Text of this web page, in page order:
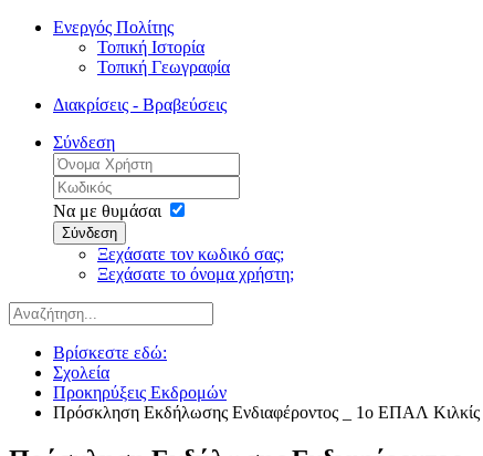
Ενεργός Πολίτης
Τοπική Ιστορία
Τοπική Γεωγραφία
Διακρίσεις - Βραβεύσεις
Σύνδεση
Να με θυμάσαι
Σύνδεση
Ξεχάσατε τον κωδικό σας;
Ξεχάσατε το όνομα χρήστη;
Βρίσκεστε εδώ:
Σχολεία
Προκηρύξεις Εκδρομών
Πρόσκληση Εκδήλωσης Ενδιαφέροντος _ 1ο ΕΠΑΛ Κιλκίς